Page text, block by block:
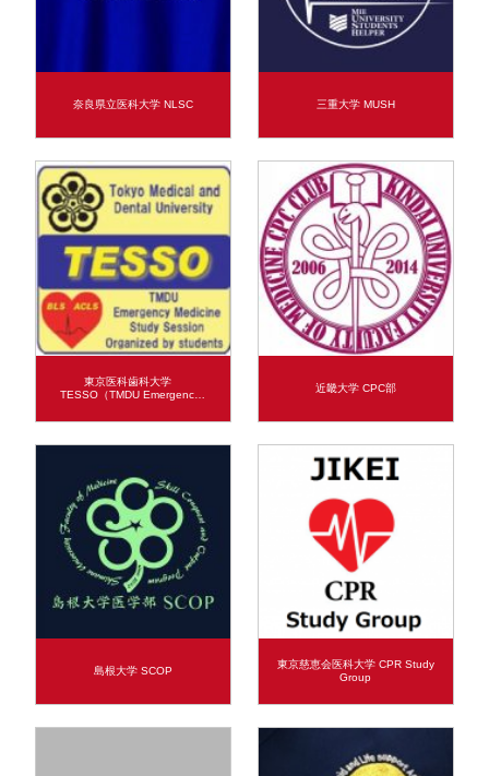
奈良県立医科大学 NLSC 三重大学 MUSH
東京医科歯科大学
TESSO（TMDU Emergenc…
近畿大学 CPC部
島根大学 SCOP
東京慈恵会医科大学 CPR Study
Group